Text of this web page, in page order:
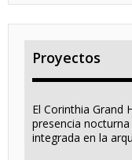
Proyectos
El Corinthia Grand
presencia
integrada en la